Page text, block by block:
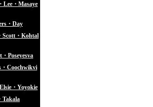
・Masaye
・Day
・Kohtal
Poseyesva
Coochwikvi
・Yoyokie
Takala